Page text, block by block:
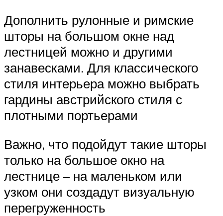
Дополнить рулонные и римские
шторы на большом окне над
лестницей можно и другими
занавесками. Для классического
стиля интерьера можно выбрать
гардины австрийского стиля с
плотными портьерами
Важно, что подойдут такие шторы
только на большое окно на
лестнице – на маленьком или
узком они создадут визуальную
перегруженность